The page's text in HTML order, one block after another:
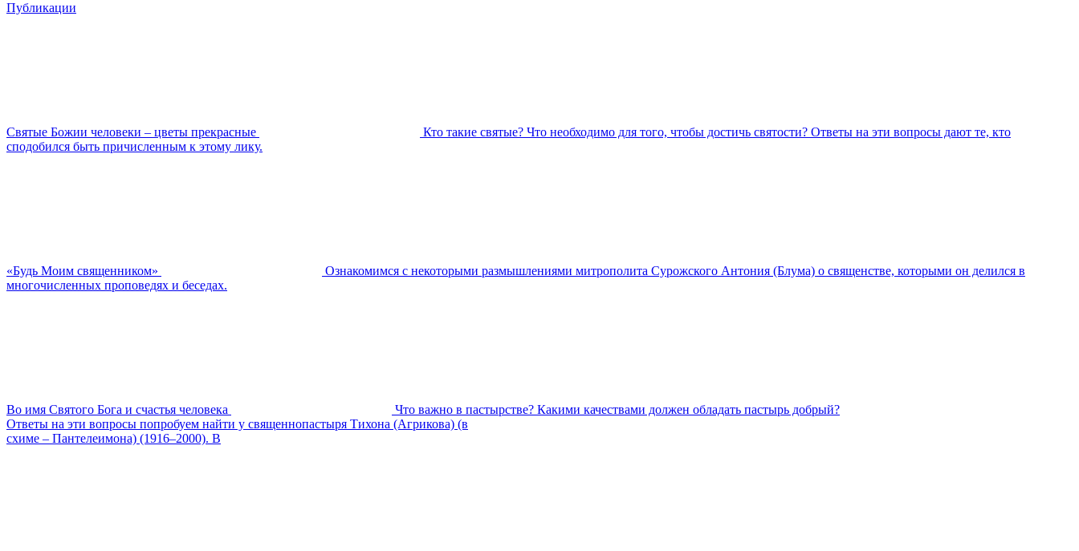
Публикации
Святые Божии человеки – цветы прекрасные
Кто такие святые? Что необходимо для того, чтобы достичь святости? Ответы на эти вопросы дают те, кто
сподобился быть причисленным к этому лику.
«Будь Моим священником»
Ознакомимся с некоторыми размышлениями митрополита Сурожского Антония (Блума) о священстве, которыми он делился в
многочисленных проповедях и беседах.
Во имя Святого Бога и счастья человека
Что важно в пастырстве? Какими качествами должен обладать пастырь добрый?
Ответы на эти вопросы попробуем найти у священнопастыря Тихона (Агрикова) (в
схиме – Пантелеимона) (1916–2000). В